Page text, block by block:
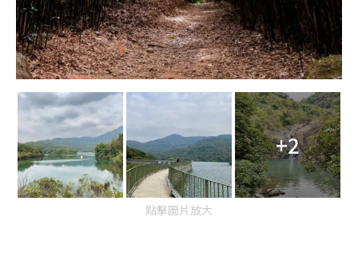
+2
點擊圖片放大